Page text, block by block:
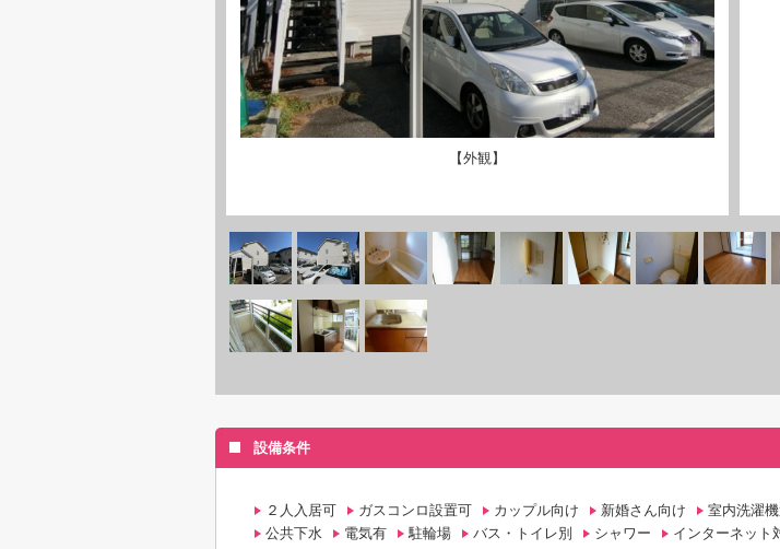
【外観】
設備条件
２人入居可 ガスコンロ設置可 カップル向け 新婚さん向け 室内洗濯
公共下水
電気有 駐輪場 バス・トイレ別 シャワー インターネット